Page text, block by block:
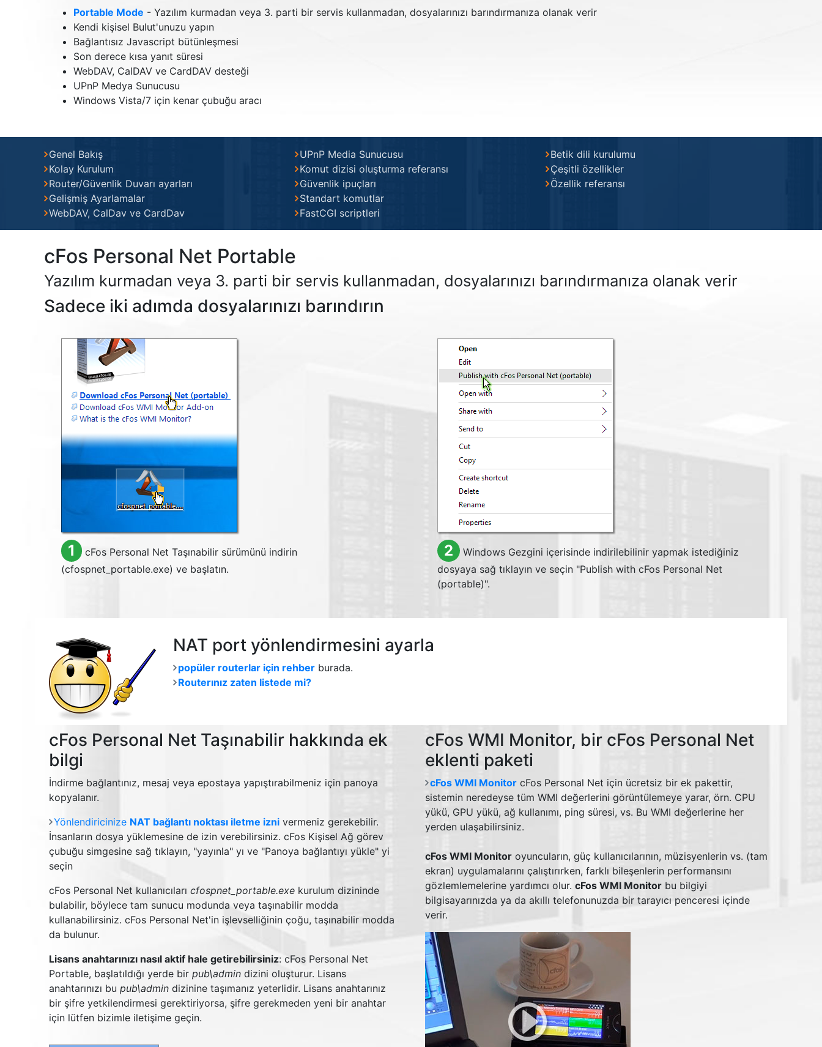
Portable Mode - Yazılım kurmadan veya 3. parti bir servis kullanmadan, dosyalarınızı barındırmanıza olanak verir
Kendi kişisel Bulut'unuzu yapın
Bağlantısız Javascript bütünleşmesi
Son derece kısa yanıt süresi
WebDAV, CalDAV ve CardDAV desteği
UPnP Medya Sunucusu
Windows Vista/7 için kenar çubuğu aracı
Genel Bakış
Kolay Kurulum
Router/Güvenlik Duvarı ayarları
Gelişmiş Ayarlamalar
WebDAV, CalDav ve CardDav
UPnP Media Sunucusu
Komut dizisi oluşturma referansı
Güvenlik ipuçları
Standart komutlar
FastCGI scriptleri
Betik dili kurulumu
Çeşitli özellikler
Özellik referansı
cFos Personal Net Portable
Yazılım kurmadan veya 3. parti bir servis kullanmadan, dosyalarınızı barındırmanıza olanak verir
Sadece iki adımda dosyalarınızı barındırın
1
cFos Personal Net Taşınabilir sürümünü indirin
(cfospnet_portable.exe) ve başlatın.
2 Windows Gezgini içerisinde indirilebilinir yapmak istediğiniz
dosyaya sağ tıklayın ve seçin "Publish with cFos Personal Net
(portable)".
NAT port yönlendirmesini ayarla
popüler routerlar için rehberburada.
Routerınız zaten listede mi?
cFos Personal Net Taşınabilir hakkında ek
bilgi
İndirme bağlantınız, mesaj veya epostaya yapıştırabilmeniz için panoya
kopyalanır.
Yönlendiricinize NAT bağlantı noktası iletme iznivermeniz gerekebilir.
İnsanların dosya yüklemesine de izin verebilirsiniz. cFos Kişisel Ağ görev
çubuğu simgesine sağ tıklayın, "yayınla" yı ve "Panoya bağlantıyı yükle" yi
seçin
cFos Personal Net kullanıcıları cfospnet_portable.exe kurulum dizininde
bulabilir, böylece tam sunucu modunda veya taşınabilir modda
kullanabilirsiniz. cFos Personal Net'in işlevselliğinin çoğu, taşınabilir modda
da bulunur.
Lisans anahtarınızı nasıl aktif hale getirebilirsiniz: cFos Personal Net
Portable, başlatıldığı yerde bir pub\admin dizini oluşturur. Lisans
anahtarınızı bu pub\admin dizinine taşımanız yeterlidir. Lisans anahtarınız
bir şifre yetkilendirmesi gerektiriyorsa, şifre gerekmeden yeni bir anahtar
için lütfen bizimle iletişime geçin.
cFos WMI Monitor, bir cFos Personal Net
eklenti paketi
cFos WMI MonitorcFos Personal Net için ücretsiz bir ek pakettir,
sistemin neredeyse tüm WMI değerlerini görüntülemeye yarar, örn. CPU
yükü, GPU yükü, ağ kullanımı, ping süresi, vs. Bu WMI değerlerine her
yerden ulaşabilirsiniz.
cFos WMI Monitor oyuncuların, güç kullanıcılarının, müzisyenlerin vs. (tam
ekran) uygulamalarını çalıştırırken, farklı bileşenlerin performansını
gözlemlemelerine yardımcı olur. cFos WMI Monitor bu bilgiyi
bilgisayarınızda ya da akıllı telefonunuzda bir tarayıcı penceresi içinde
verir.